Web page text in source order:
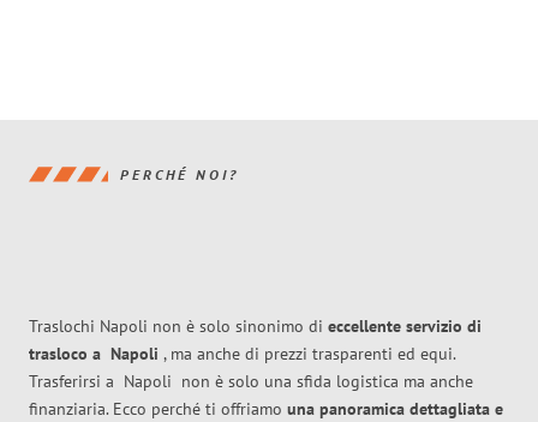
PERCHÉ NOI?
Traslochi Napoli non è solo sinonimo di eccellente servizio di
trasloco a Napoli , ma anche di prezzi trasparenti ed equi.
Trasferirsi a Napoli non è solo una sfida logistica ma anche
finanziaria. Ecco perché ti offriamo una panoramica dettagliata e